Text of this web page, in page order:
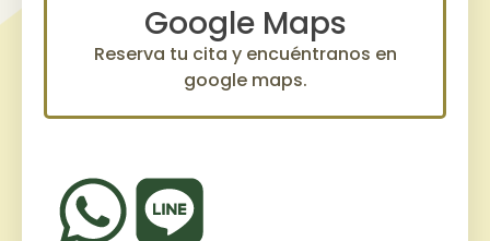
Google Maps
Reserva tu cita y encuéntranos en
google maps.